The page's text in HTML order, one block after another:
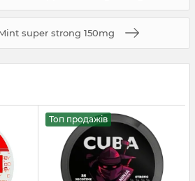
super strong 150mg
Топ продажів